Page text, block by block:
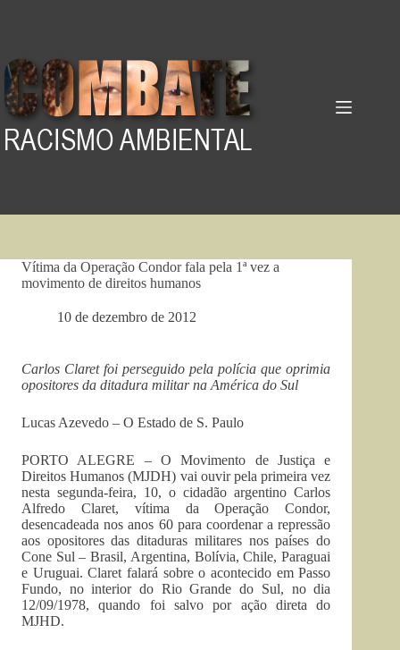
Vítima da Operação Condor fala pela 1ª vez a
movimento de direitos humanos
10 de dezembro de 2012
Carlos Claret foi perseguido pela polícia que oprimia
opositores da ditadura militar na América do Sul
Lucas Azevedo – O Estado de S. Paulo
PORTO ALEGRE – O Movimento de Justiça e
Direitos Humanos (MJDH) vai ouvir pela primeira vez
nesta segunda-feira, 10, o cidadão argentino Carlos
Alfredo Claret, vítima da Operação Condor,
desencadeada nos anos 60 para coordenar a repressão
aos opositores das ditaduras militares nos países do
Cone Sul – Brasil, Argentina, Bolívia, Chile, Paraguai
e Uruguai. Claret falará sobre o acontecido em Passo
Fundo, no interior do Rio Grande do Sul, no dia
12/09/1978, quando foi salvo por ação direta do
MJHD.